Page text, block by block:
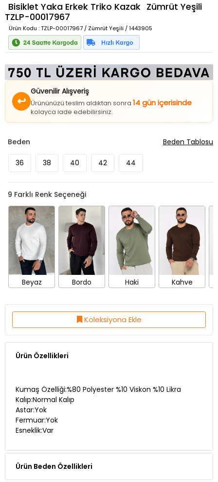
Bisiklet Yaka Erkek Triko Kazak Zümrüt Yeşili
TZLP-00017967
Ürün Kodu : TZLP-00017967 / Zümrüt Yeşili / 1443905
↩
Güvenilir Alışveriş
Ürününüzü teslim aldıktan sonra 14 gün içerisinde
kolayca iade edebilirsiniz.
Beden
36 38 40 42 44
Beden Tablosu
9 Farklı Renk Seçeneği
Beyaz Bordo Haki Kahve
Koleksiyona Ekle
Ürün Özellikleri
Kumaş Özelliği:%80 Polyester %10 Viskon %10 Likra
Kalıp:Normal Kalıp
Astar:Yok
Fermuar:Yok
Esneklik:Var
Ürün Beden Özellikleri